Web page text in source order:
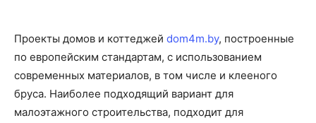
Проекты домов и коттеджей dom4m.by, построенные
по европейским стандартам, с использованием
современных материалов, в том числе и клееного
бруса. Наиболее подходящий вариант для
малоэтажного строительства, подходит для